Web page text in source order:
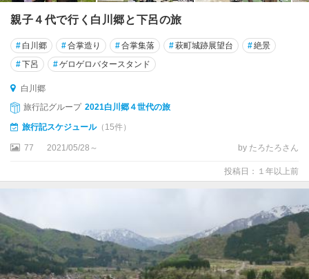
親子４代で行く白川郷と下呂の旅
# 白川郷 #合掌造り #合掌集落 #萩町城跡展望台 #絶景
#下呂 #ゲロゲロバタースタンド
白川郷
旅行記グループ 2021白川郷４世代の旅
旅行記スケジュール（15件）
77 2021/05/28～ by たろたろさん
投稿日：１年以上前